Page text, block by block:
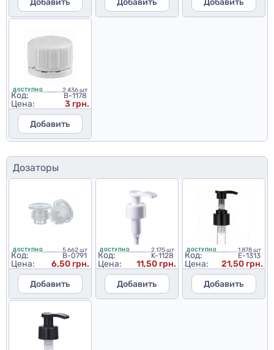
ДОСТУПНО 2 436 шт
Код: B-1178
Цена:
3 грн.
Добавить
Дозаторы
ДОСТУПНО 5 662 шт
Код: B-0791
Цена:
6,50 грн.
Добавить
ДОСТУПНО 2 175 шт
Код: K-1128
Цена:
11,50 грн.
Добавить
ДОСТУПНО 1 878 шт
Код: E-1313
Цена:
21,50 грн.
Добавить